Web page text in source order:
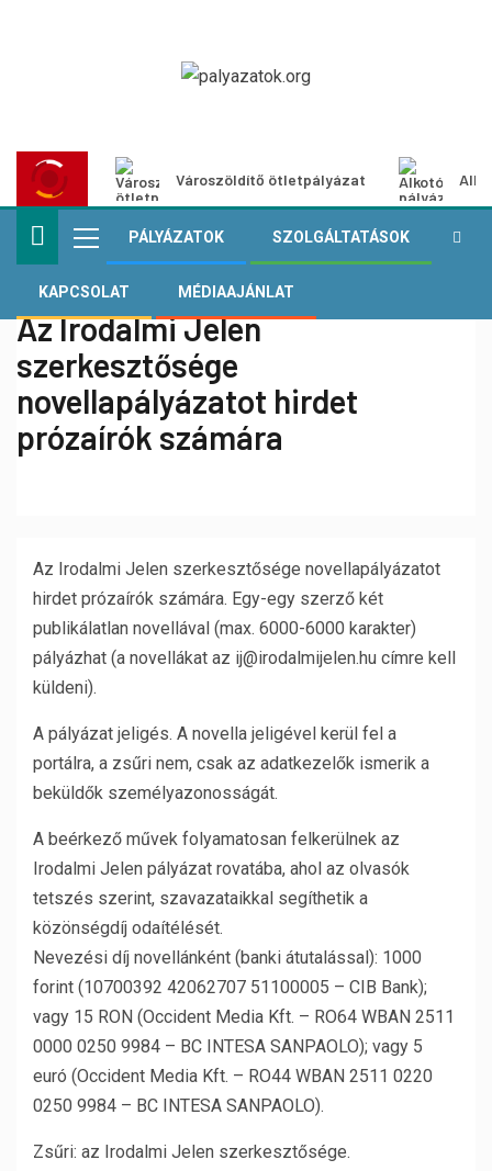
Városzöldítő ötletpályázat
PÁLYÁZATOK SZOLGÁLTATÁSOK
KAPCSOLAT MÉDIAAJÁNLAT
Az Irodalmi Jelen
szerkesztősége
novellapályázatot hirdet
prózaírók számára
Az Irodalmi Jelen szerkesztősége novellapályázatot
hirdet prózaírók számára. Egy-egy szerző két
publikálatlan novellával (max. 6000-6000 karakter)
pályázhat (a novellákat az ij@irodalmijelen.hu címre kell
küldeni).
A pályázat jeligés. A novella jeligével kerül fel a
portálra, a zsűri nem, csak az adatkezelők ismerik a
beküldők személyazonosságát.
A beérkező művek folyamatosan felkerülnek az
Irodalmi Jelen pályázat rovatába, ahol az olvasók
tetszés szerint, szavazataikkal segíthetik a
közönségdíj odaítélését.
Nevezési díj novellánként (banki átutalással): 1000
forint (10700392 42062707 51100005 – CIB Bank);
vagy 15 RON (Occident Media Kft. – RO64 WBAN 2511
0000 0250 9984 – BC INTESA SANPAOLO); vagy 5
euró (Occident Media Kft. – RO44 WBAN 2511 0220
0250 9984 – BC INTESA SANPAOLO).
Zsűri: az Irodalmi Jelen szerkesztősége.